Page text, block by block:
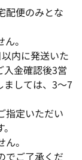
配便のみとな
。
内に発送いた
入金確認後3営
ましては、3～7
指定いただい
。
でご了承くだ